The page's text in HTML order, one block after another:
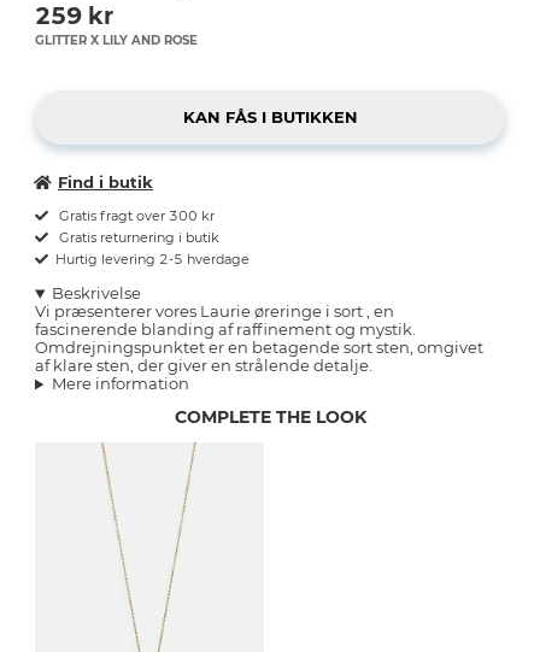
259 kr
GLITTER X LILY AND ROSE
Find i butik
Gratis fragt over 300 kr
Gratis returnering i butik
Hurtig levering 2-5 hverdage
Beskrivelse
Vi præsenterer vores Laurie øreringe i sort , en
fascinerende blanding af raffinement og mystik.
Omdrejningspunktet er en betagende sort sten, omgivet
af klare sten, der giver en strålende detalje.
Mere information
COMPLETE THE LOOK